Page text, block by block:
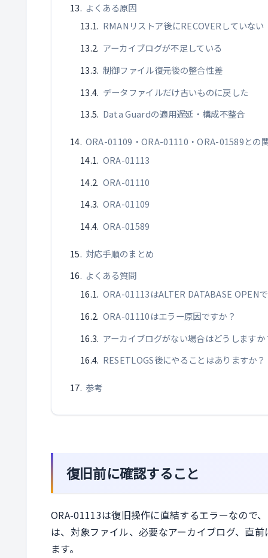
よくある原因
RMANリストア後にRECOVERしていない
アーカイブログが不足している
制御ファイル復元後の整合性差
データファイルだけ古いものに戻した
Data Guardの適用遅延・構成不整合
ORA-01109・ORA-01110・ORA-01589との
ORA-01113
ORA-01110
ORA-01109
ORA-01589
対応手順のまとめ
よくある質問
ORA-01113はALTER DATABASE OPEN
ORA-01110はエラー原因ですか？
アーカイブログがない場合はどうしますか
RESETLOGS後にやることはありますか？
参考
復旧前に確認すること
ORA-01113は復旧操作に直結するエラーなので
は、対象ファイル、必要なアーカイブログ、直
ます。